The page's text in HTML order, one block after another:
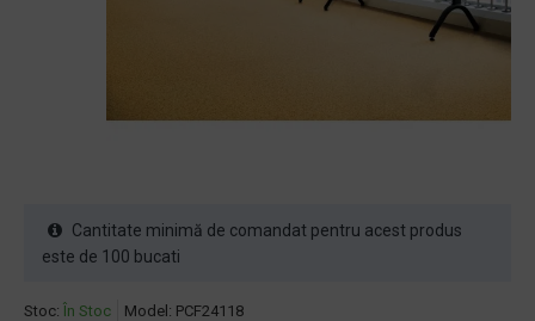
Stoc: În Stoc Model: PCF24118
Cantitate minimă de comandat pentru acest produs
este de 100 bucati